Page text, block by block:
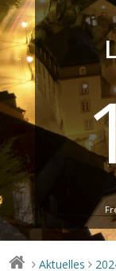
> Aktuelles >